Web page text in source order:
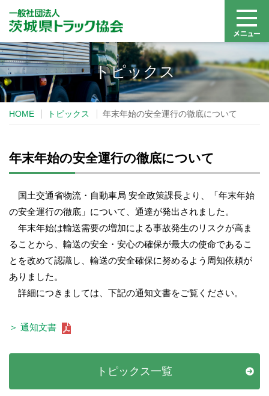
トピックス
HOME トピックス 年末年始の安全運行の徹底について
年末年始の安全運行の徹底について
国土交通省物流・自動車局 安全政策課長より、「年末年始
の安全運行の徹底」について、通達が発出されました。
年末年始は輸送需要の増加による事故発生のリスクが高ま
ることから、輸送の安全・安心の確保が最大の使命であるこ
とを改めて認識し、輸送の安全確保に努めるよう周知依頼が
ありました。
詳細につきましては、下記の通知文書をご覧ください。
＞ 通知文書
トピックス一覧